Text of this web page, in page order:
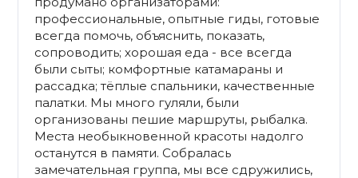
профессиональные, опытные гиды, готовые
всегда помочь, объяснить, показать,
сопроводить; хорошая еда - все всегда
были сыты; комфортные катамараны и
рассадка; тёплые спальники, качественные
палатки. Мы много гуляли, были
организованы пешие маршруты, рыбалка.
Места необыкновенной красоты надолго
останутся в памяти. Собралась
замечательная группа, мы все сдружились,